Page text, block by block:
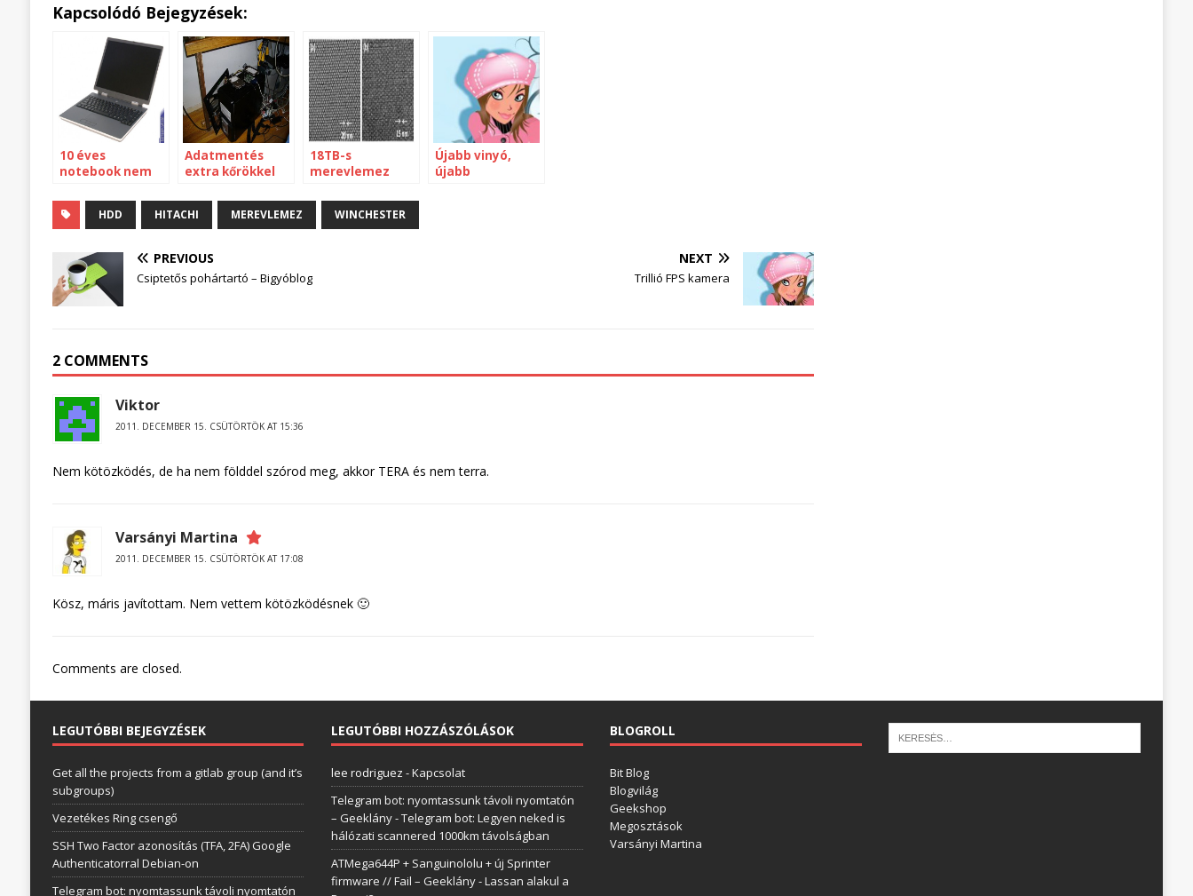
Kapcsolódó Bejegyzések:
10 éves
notebook nem
Adatmentés
extra kőrökkel
18TB-s
merevlemez
Újabb vinyó,
újabb
HDD HITACHI MEREVLEMEZ WINCHESTER
PREVIOUS
Csiptetős pohártartó – Bigyóblog
NEXT
Trillió FPS kamera
2 COMMENTS
Viktor
2011. DECEMBER 15. CSÜTÖRTÖK AT 15:36
Nem kötözködés, de ha nem földdel szórod meg, akkor TERA és nem terra.
Varsányi Martina
2011. DECEMBER 15. CSÜTÖRTÖK AT 17:08
Kösz, máris javítottam. Nem vettem kötözködésnek 🙂
Comments are closed.
LEGUTÓBBI BEJEGYZÉSEK
Get all the projects from a gitlab group (and it’s
subgroups)
Vezetékes Ring csengő
SSH Two Factor azonosítás (TFA, 2FA) Google
Authenticatorral Debian-on
Telegram bot: nyomtassunk távoli nyomtatón
LEGUTÓBBI HOZZÁSZÓLÁSOK
lee rodriguez -Kapcsolat
Telegram bot: nyomtassunk távoli nyomtatón
– Geeklány-Telegram bot: Legyen neked is
hálózati scannered 1000km távolságban
ATMega644P + Sanguinololu + új Sprinter
firmware // Fail – Geeklány-Lassan alakul a
BLOGROLL
Bit Blog
Blogvilág
Geekshop
Megosztások
Varsányi Martina